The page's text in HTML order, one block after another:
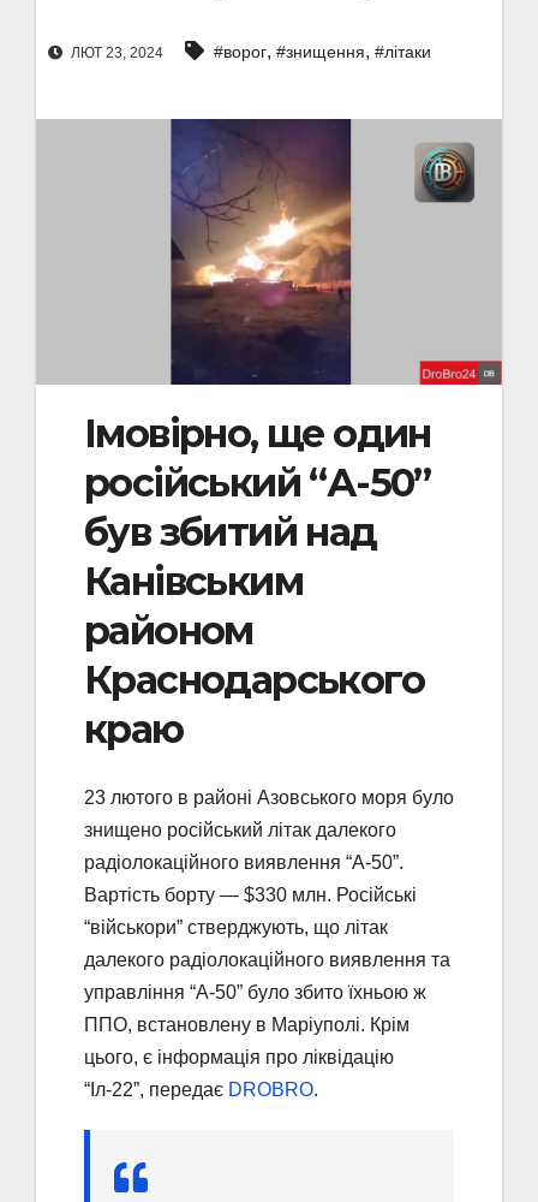
ЛЮТ 23, 2024 #ворог, #знищення, #літаки
Імовірно, ще один
російський “А-50”
був збитий над
Канівським
районом
Краснодарського
краю
23 лютого в районі Азовського моря було
знищено російський літак далекого
радіолокаційного виявлення “А-50”.
Вартість борту — $330 млн. Російські
“військори” стверджують, що літак
далекого радіолокаційного виявлення та
управління “А-50” було збито їхньою ж
ППО, встановлену в Маріуполі. Крім
цього, є інформація про ліквідацію
“Іл-22”, передає DROBRO.